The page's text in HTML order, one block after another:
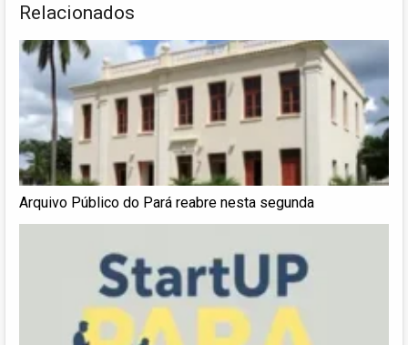
Relacionados
Arquivo Público do Pará reabre nesta segunda